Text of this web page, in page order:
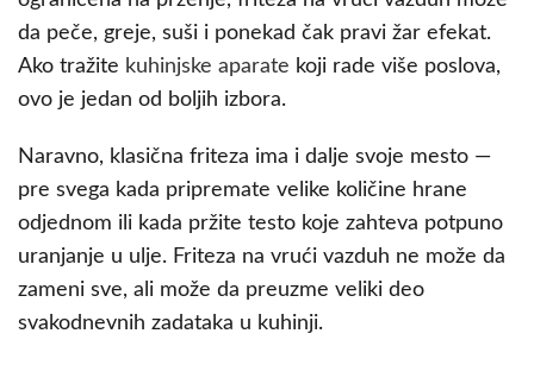
da peče, greje, suši i ponekad čak pravi žar efekat.
Ako tražite kuhinjske aparate koji rade više poslova,
ovo je jedan od boljih izbora.
Naravno, klasična friteza ima i dalje svoje mesto —
pre svega kada pripremate velike količine hrane
odjednom ili kada pržite testo koje zahteva potpuno
uranjanje u ulje. Friteza na vrući vazduh ne može da
zameni sve, ali može da preuzme veliki deo
svakodnevnih zadataka u kuhinji.